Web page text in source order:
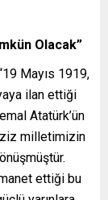
Olacak”
Mayıs 1919,
ilan ettiği
Atatürk’ün
milletimizin
ettiği bu